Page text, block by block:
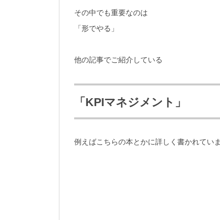
その中でも重要なのは
「形でやる」
他の記事でご紹介している
「KPIマネジメント」
例えばこちらの本とかに詳しく書かれてい